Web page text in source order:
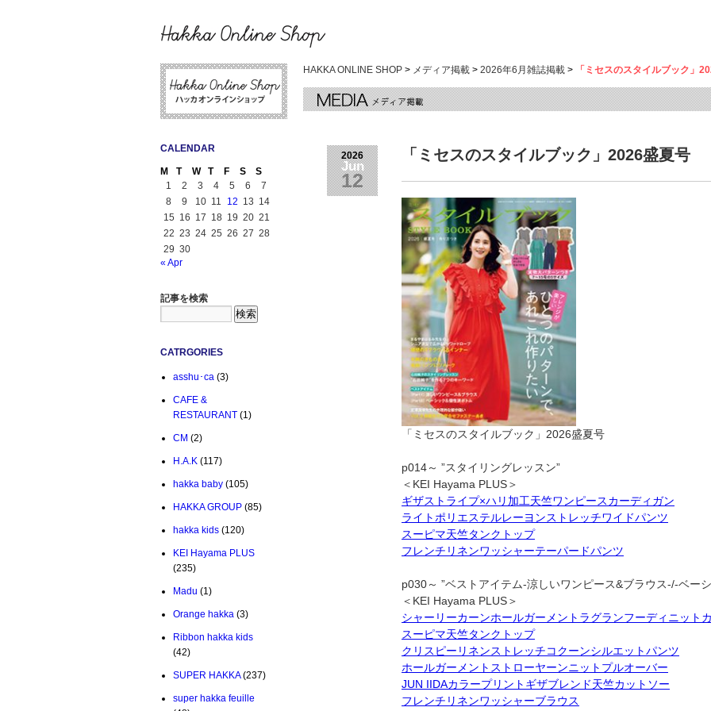
CALENDAR
M T W T F S
S
1
2 3 4 5 6
7
8
9 10 11 12 13 14
15 16 17 18 19 20 21
22 23 24 25 26 27 28
29 30
« Apr
記事を検索
CATRGORIES
asshu･ca (3)
CAFE &
RESTAURANT (1)
CM (2)
H.A.K (117)
hakka baby (105)
HAKKA GROUP (85)
hakka kids (120)
KEI Hayama PLUS
(235)
Madu (1)
Orange hakka (3)
Ribbon hakka kids
(42)
SUPER HAKKA(237)
super hakka feuille
HAKKA ONLINE SHOP > メディア掲載 > 2026年6月雑誌掲載 > 「ミセスのスタイルブック」
2026
Jun
12
「ミセスのスタイルブック」2026盛夏号
「ミセスのスタイルブック」2026盛夏号
p014～ ”スタイリングレッスン”
＜KEI Hayama PLUS＞
ギザストライプ×ハリ加工天竺ワンピースカーディガン
ライトポリエステルレーヨンストレッチワイドパンツ
スーピマ天竺タンクトップ
フレンチリネンワッシャーテーパードパンツ
p030～ ”ベストアイテム-涼しいワンピース&ブラウス-/-ベー
＜KEI Hayama PLUS＞
シャーリーカーンホールガーメントラグランフーディニット
スーピマ天竺タンクトップ
クリスピーリネンストレッチコクーンシルエットパンツ
ホールガーメントストローヤーンニットプルオーバー
JUN IIDAカラープリントギザブレンド天竺カットソー
フレンチリネンワッシャーブラウス